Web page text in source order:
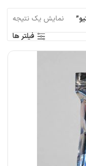
نمایش یک نتیجه
فیلتر ها